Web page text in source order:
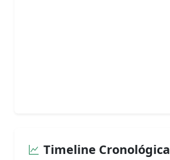
Timeline Cronológica